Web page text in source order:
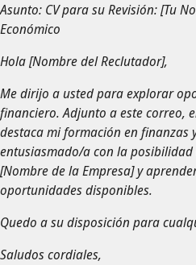
Asunto: CV para su Revisión: [Tu
Económico
Hola [Nombre del Reclutador],
Me dirijo a usted para explorar
financiero. Adjunto a este correo,
destaca mi formación en finanzas
entusiasmado/a con la
[Nombre de la Empresa] y
oportunidades disponibles.
Quedo a su disposición para
Saludos cordiales,